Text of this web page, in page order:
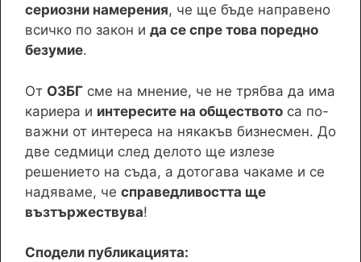
сериозни намерения, че ще бъде направено
всичко по закон и да се спре това поредно
безумие.
От ОЗБГ сме на мнение, че не трябва да има
кариера и интересите на обществото са по-
важни от интереса на някакъв бизнесмен. До
две седмици след делото ще излезе
решението на съда, а дотогава чакаме и се
надяваме, че справедливостта ще
възтържествува!
Сподели публикацията: